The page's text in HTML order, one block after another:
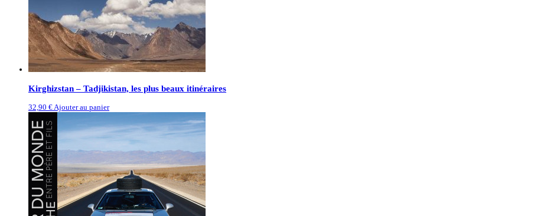
Kirghizstan – Tadjikistan, les plus beaux itinéraires
32,90 € Ajouter au panier